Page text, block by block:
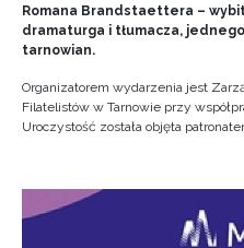
Romana Brandstaettera –
dramaturga i tłumacza,
tarnowian.
Organizatorem wydarzenia jest
Filatelistów w Tarnowie przy
Uroczystość została objęta